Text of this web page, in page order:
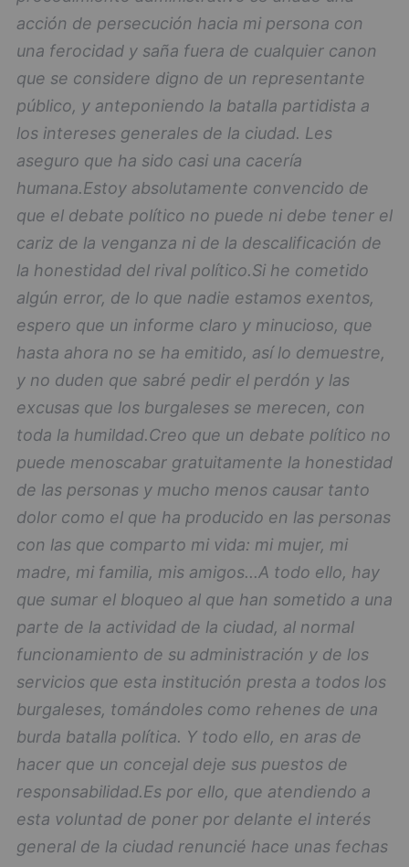
acción de persecución hacia mi persona con
una ferocidad y saña fuera de cualquier canon
que se considere digno de un representante
público, y anteponiendo la batalla partidista a
los intereses generales de la ciudad. Les
aseguro que ha sido casi una cacería
humana.Estoy absolutamente convencido de
que el debate político no puede ni debe tener el
cariz de la venganza ni de la descalificación de
la honestidad del rival político.Si he cometido
algún error, de lo que nadie estamos exentos,
espero que un informe claro y minucioso, que
hasta ahora no se ha emitido, así lo demuestre,
y no duden que sabré pedir el perdón y las
excusas que los burgaleses se merecen, con
toda la humildad.Creo que un debate político no
puede menoscabar gratuitamente la honestidad
de las personas y mucho menos causar tanto
dolor como el que ha producido en las personas
con las que comparto mi vida: mi mujer, mi
madre, mi familia, mis amigos...A todo ello, hay
que sumar el bloqueo al que han sometido a una
parte de la actividad de la ciudad, al normal
funcionamiento de su administración y de los
servicios que esta institución presta a todos los
burgaleses, tomándoles como rehenes de una
burda batalla política. Y todo ello, en aras de
hacer que un concejal deje sus puestos de
responsabilidad.Es por ello, que atendiendo a
esta voluntad de poner por delante el interés
general de la ciudad renuncié hace unas fechas